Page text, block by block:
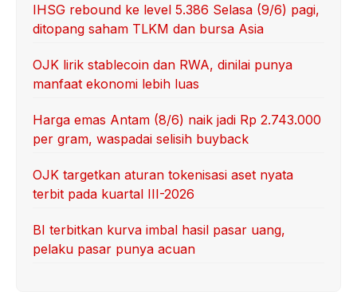
IHSG rebound ke level 5.386 Selasa (9/6) pagi,
ditopang saham TLKM dan bursa Asia
OJK lirik stablecoin dan RWA, dinilai punya
manfaat ekonomi lebih luas
Harga emas Antam (8/6) naik jadi Rp 2.743.000
per gram, waspadai selisih buyback
OJK targetkan aturan tokenisasi aset nyata
terbit pada kuartal III-2026
BI terbitkan kurva imbal hasil pasar uang,
pelaku pasar punya acuan